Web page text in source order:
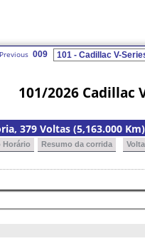
009
101/2026 Cadillac
379 Voltas (5,163.000
Horário Resumo da corrida